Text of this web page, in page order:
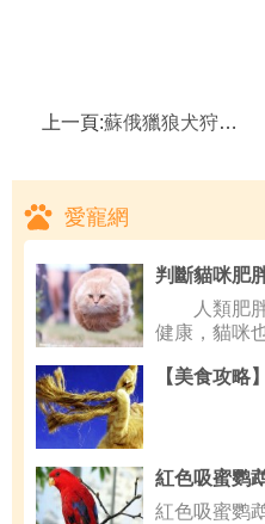
上一頁:蘇俄獵狼犬狩獵凶猛,蘇俄獵狼犬怎麼消除淚痕
愛寵網
人類肥胖
健康，貓咪
【美食攻略
紅色吸蜜鹦